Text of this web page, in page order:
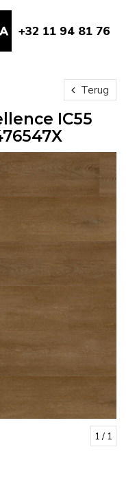
+32 11 94 81 76
Terug
IC55
1 / 1